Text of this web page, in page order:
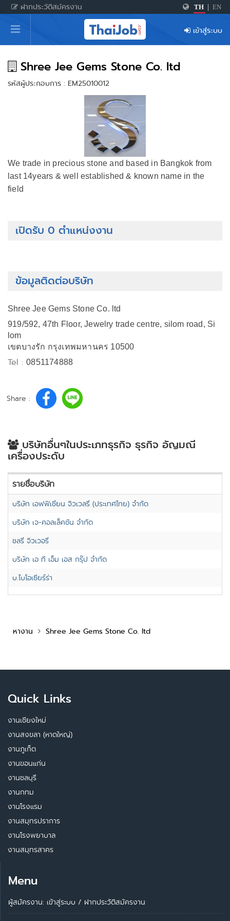
ฝากประวัติสมัครงาน TH EN
หน้าหลัก
ผู้สมัครงาน: เข้าสู่ระบบ
ฝากประวัติสมัครงาน
เกร็ดความรู้
สำหรับผู้ประกอบการ
เข้าสู่ระบบ
Shree Jee Gems Stone Co. ltd
รหัสผู้ประกอบการ : EM25010012
We trade in precious stone and based in Bangkok from
last 14years & well established & known name in the
field
เปิดรับ 0 ตำแหน่งงาน
ข้อมูลติดต่อบริษัท
Shree Jee Gems Stone Co. ltd
919/592, 47th Floor, Jewelry trade centre, silom road, Si
lom
เขตบางรัก กรุงเทพมหานคร 10500
Tel :0851174888
Share :
บริษัทอื่นๆในประเภทธุรกิจ ธุรกิจ อัญมณี
เครื่องประดับ
รายชื่อบริษัท
บริษัท เอฟฟิเชี่ยน จิวเวลรี่ (ประเทศไทย) จำกัด
บริษัท เจ-คอลเล็คชัน จำกัด
ชลรี่ จิวเวอรี่
บริษัท เอ ที เอ็ม เอส กรุ๊ป จำกัด
บ.ไบโอเซียร์ร่า
หางาน Shree Jee Gems Stone Co. ltd
Quick Links
งานเชียงใหม่
งานสงขลา (หาดใหญ่)
งานภูเก็ต
งานขอนแก่น
งานชลบุรี
งานกทม
งานโรงแรม
งานสมุทรปราการ
งานโรงพยาบาล
งานสมุทรสาคร
Menu
ผู้สมัครงาน: เข้าสู่ระบบ / ฝากประวัติสมัครงาน